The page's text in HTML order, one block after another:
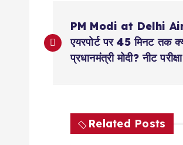
o
PM Modi at Delhi
एयरपोर्ट पर 45 मिनट तक
प्रधानमंत्री मोदी? नीट
Related Posts